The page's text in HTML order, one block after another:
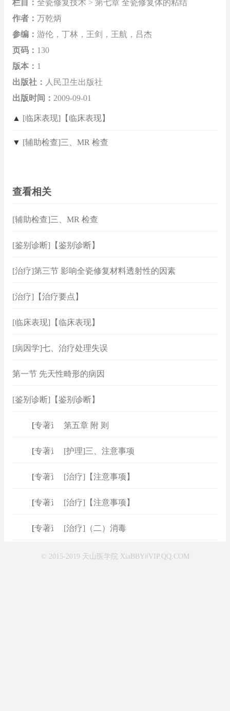
栏目： 全瓷修复技术 > 第七章 全瓷修复体的粘结
作者： 万乾炳
参编： 游伦，丁林，王剑，王航，吕杰
页码： 130
版本： 1
出版社： 人民卫生出版社
出版时间： 2009-09-01
▲ [临床表现]【临床表现】
▼ [辅助检查]三、MR 检查
查看相关
[辅助检查]三、MR 检查
[鉴别诊断]【鉴别诊断】
[治疗]第三节 影响全瓷修复材料透射性的因素
[治疗]【治疗要点】
[临床表现]【临床表现】
[病因学]七、治疗处理失误
第一节 先天性畸形的病因
[鉴别诊断]【鉴别诊断】
专著速查]
第五章 附 则
专著速查]
[护理]三、注意事项
专著速查]
[治疗]【注意事项】
专著速查]
[治疗]【注意事项】
专著速查]
[治疗]（二）消毒
© 2015-2019 天山医学院 XiaBBY#VIP.QQ.COM